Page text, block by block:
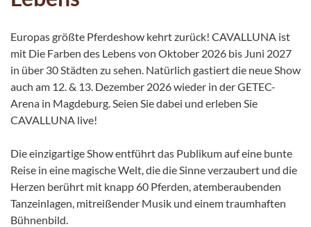
Europas größte Pferdeshow kehrt zurück! CAVALLUNA ist
mit Die Farben des Lebens von Oktober 2026 bis Juni 2027
in über 30 Städten zu sehen. Natürlich gastiert die neue Show
auch am 12. & 13. Dezember 2026 wieder in der GETEC-
Arena in Magdeburg. Seien Sie dabei und erleben Sie
CAVALLUNA live!
Die einzigartige Show entführt das Publikum auf eine bunte
Reise in eine magische Welt, die die Sinne verzaubert und die
Herzen berührt mit knapp 60 Pferden, atemberaubenden
Tanzeinlagen, mitreißender Musik und einem traumhaften
Bühnenbild.